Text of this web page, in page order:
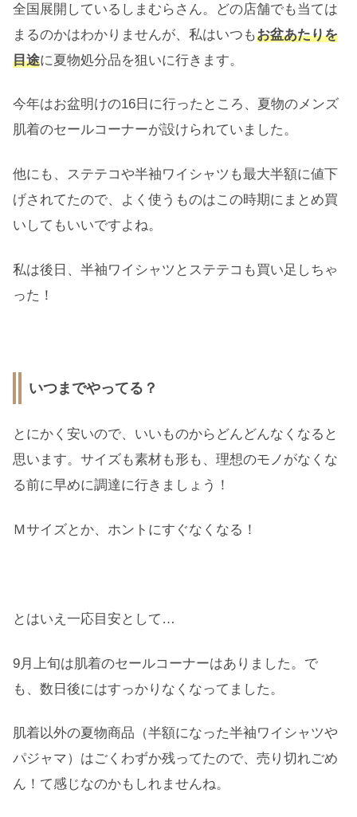
全国展開しているしまむらさん。どの店舗でも当ては
まるのかはわかりませんが、私はいつもお盆あたりを
目途に夏物処分品を狙いに行きます。
今年はお盆明けの16日に行ったところ、夏物のメンズ
肌着のセールコーナーが設けられていました。
他にも、ステテコや半袖ワイシャツも最大半額に値下
げされてたので、よく使うものはこの時期にまとめ買
いしてもいいですよね。
私は後日、半袖ワイシャツとステテコも買い足しちゃ
った！
いつまでやってる？
とにかく安いので、いいものからどんどんなくなると
思います。サイズも素材も形も、理想のモノがなくな
る前に早めに調達に行きましょう！
Ｍサイズとか、ホントにすぐなくなる！
とはいえ一応目安として…
9月上旬は肌着のセールコーナーはありました。で
も、数日後にはすっかりなくなってました。
肌着以外の夏物商品（半額になった半袖ワイシャツや
パジャマ）はごくわずか残ってたので、売り切れごめ
ん！て感じなのかもしれませんね。